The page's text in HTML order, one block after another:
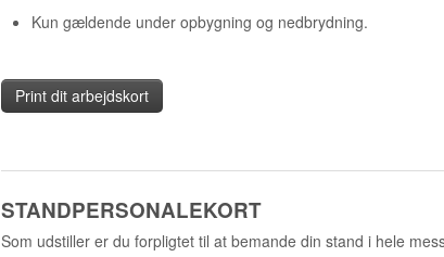
Kun gældende under opbygning og nedbrydning.
Print dit arbejdskort
STANDPERSONALEKORT
Som udstiller er du forpligtet til at bemande din stand i hele